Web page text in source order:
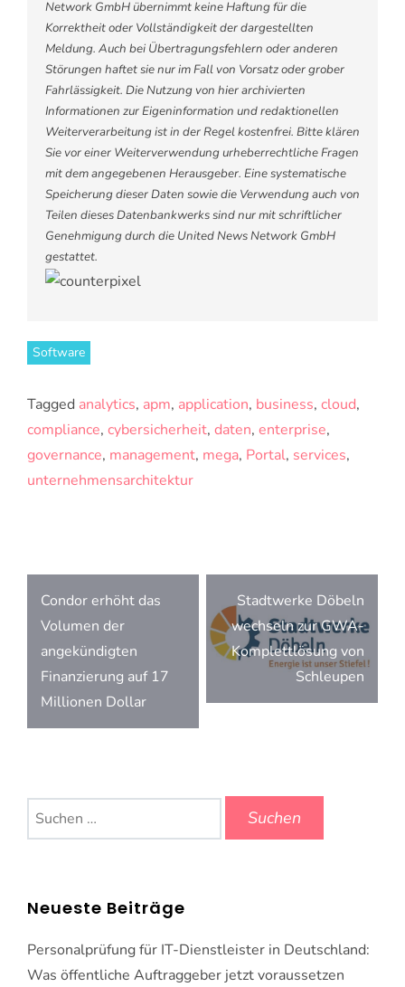
Network GmbH übernimmt keine Haftung für die
Korrektheit oder Vollständigkeit der dargestellten
Meldung. Auch bei Übertragungsfehlern oder anderen
Störungen haftet sie nur im Fall von Vorsatz oder grober
Fahrlässigkeit. Die Nutzung von hier archivierten
Informationen zur Eigeninformation und redaktionellen
Weiterverarbeitung ist in der Regel kostenfrei. Bitte klären
Sie vor einer Weiterverwendung urheberrechtliche Fragen
mit dem angegebenen Herausgeber. Eine systematische
Speicherung dieser Daten sowie die Verwendung auch von
Teilen dieses Datenbankwerks sind nur mit schriftlicher
Genehmigung durch die United News Network GmbH
gestattet.
Software
Tagged analytics, apm, application, business, cloud,
compliance, cybersicherheit, daten, enterprise,
governance, management, mega, Portal, services,
unternehmensarchitektur
Beitragsnavigation
Condor erhöht das
Volumen der
angekündigten
Finanzierung auf 17
Millionen Dollar
Stadtwerke Döbeln
wechseln zur GWA-
Komplettlösung von
Schleupen
Suchen
nach:
Neueste Beiträge
Personalprüfung für IT-Dienstleister in Deutschland:
Was öffentliche Auftraggeber jetzt voraussetzen